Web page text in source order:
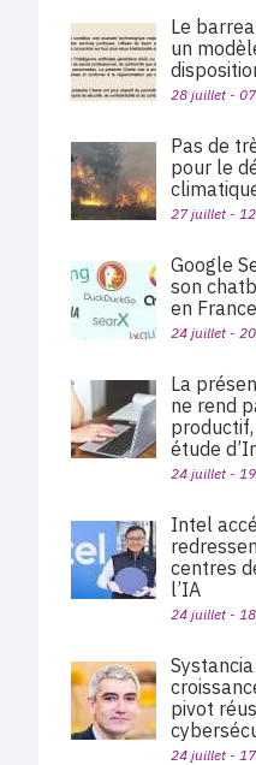
Le
un
28 juillet -
Pas de
pour le
27 juillet -
Google
son
en France
24 juillet -
La
ne rend
étude
24 juillet -
Intel
centres
l’IA
24 juillet -
pivot
24 juillet -